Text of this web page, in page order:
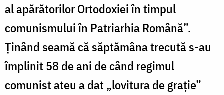
al apărătorilor Ortodoxiei în timpul
comunismului în Patriarhia Română”.
Ținând seamă că săptămâna trecută s-au
împlinit 58 de ani de când regimul
comunist ateu a dat „lovitura de grație”